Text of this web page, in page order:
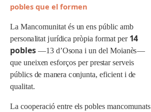
pobles que elformen
La Mancomunitat és unenspúblic amb
personalitatjurídicapròpiaformat per 14
pobles—13 d’Osona iundel Moianès—
que uneixenesforços perprestarserveis
públicsdemanera conjunta, eficient i de
qualitat.
Lacooperació entre elspoblesmancomunats